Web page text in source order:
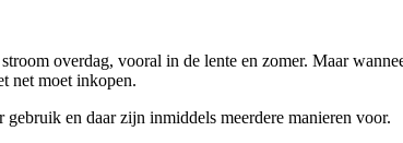
overdag, vooral in de lente en zomer. Maar
net moet inkopen.
en daar zijn inmiddels meerdere manieren voor.